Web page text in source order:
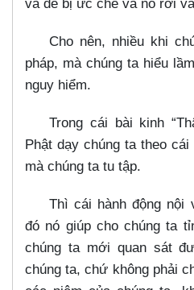
và dễ bị ức chế và nó rơi
Cho nên, nhiều khi
pháp, mà chúng ta hiểu
nguy hiểm.
Trong cái bài kinh
Phật dạy chúng ta theo
mà chúng ta tu tập.
Thì cái hành động nội
đó nó giúp cho chúng ta
chúng ta mới quan sát
chúng ta, chứ không phải